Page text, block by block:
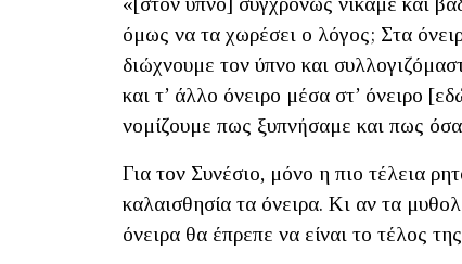
όμως να τα χωρέσει ο λόγος; Στα
διώχνουμε τον ύπνο και
και τ’ άλλο όνειρο μέσα στ’ όνειρο
νομίζουμε πως ξυπνήσαμε και πως
Για τον Συνέσιο, μόνο η πιο τέλεια
καλαισθησία τα όνειρα. Κι αν τα
όνειρα θα έπρεπε να είναι το τέλος